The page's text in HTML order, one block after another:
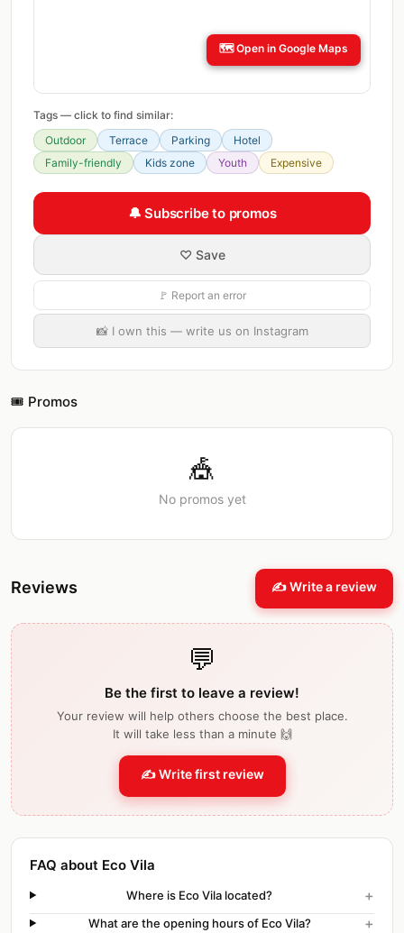
🗺️Open in Google Maps
Tags — click to find similar:
Outdoor
Terrace Parking
Hotel
Family-friendly
Kids zone Youth Expensive
🔔 Subscribe to promos
♡ Save
🚩 Report an error
📸 I own this — write us on Instagram
🎟️ Promos
🎪
No promos yet
Reviews ✍️ Write a review
💬
Be the first to leave a review!
Your review will help others choose the best place.
It will take less than a minute 🙌
✍️ Write first review
FAQ about Eco Vila
Where is Eco Vila located? +
What are the opening hours of Eco Vila? +